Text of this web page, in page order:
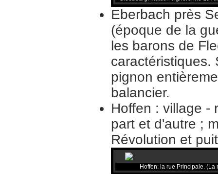
Eberbach près
(époque de la
les barons de
caractéristiques.
pignon
balancier.
Hoffen : village -
part et d'autre ;
Révolution et
Hoffen: la rue Principale. (La